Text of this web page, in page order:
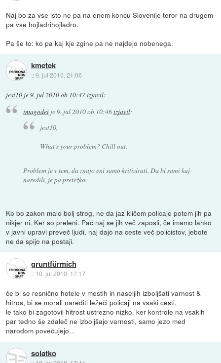
Naj bo za vse isto ne pa na enem koncu Slovenije teror na drugem
pa vse hojladrihojladro.
Pa še to: ko pa kaj kje zgine pa ne najdejo nobenega.
kmetek
::9. jul 2010, 21:06
jest10 je9. jul 2010 ob 10:47izjavil:
imagodeije 9. jul 2010 ob 10:46izjavil:
jest10,
What's your problem? Chill out.
Problem je v tem, da znajo eni samo kritizirati. Da bi sami kaj
naredili, je pa pretežko.
Ko bo zakon malo bolj strog, ne da jaz kličem policaje potem jih pa
nikjer ni. Ker so preleni. Pač naj se jih več zaposli, če imamo lahko
v javni upravi preveč ljudi, naj dajo na ceste več policistov, jebote
ne da spijo na postaji.
gruntfürmich
:: 10. jul 2010, 17:17
če bi se resnično hotele v mestih in naseljih izboljšati varnost &
hitros, bi se morali narediti ležeči policaji na vsaki cesti.
le tako bi zagotovil hitrost ustrezno nizko. ker kontrole na vsakih
par tedno še zdaleč ne izboljšajo varnosti, samo jezo med
narodom povečujejo...
solatko